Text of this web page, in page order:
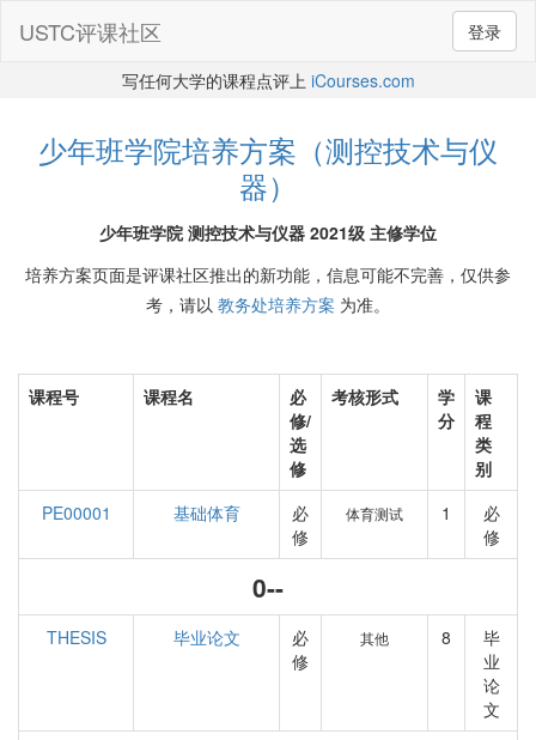
登录
USTC评课社区
写任何大学的课程点评上 iCourses.com
少年班学院培养方案（测控技术与仪
器）
少年班学院 测控技术与仪器 2021级 主修学位
培养方案页面是评课社区推出的新功能，信息可能不完善，仅供参
考，请以 教务处培养方案 为准。
课程号 课程名
必
修/
选
修
考核形式
学
分
课
程
类
别
PE00001
基础体育
必
修
体育测试 1
必
修
0--
THESIS 毕业论文
必
修
其他 8
毕
业
论
文